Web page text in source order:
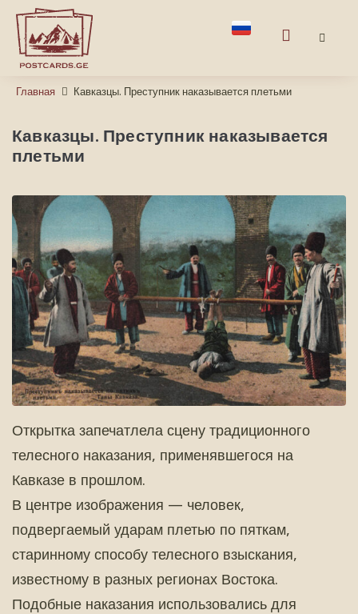
Главная Кавказцы. Преступник наказывается плетьми
Кавказцы. Преступник наказывается
плетьми
Открытка запечатлела сцену традиционного
телесного наказания, применявшегося на
Кавказе в прошлом.
В центре изображения — человек,
подвергаемый ударам плетью по пяткам,
старинному способу телесного взыскания,
известному в разных регионах Востока.
Подобные наказания использовались для